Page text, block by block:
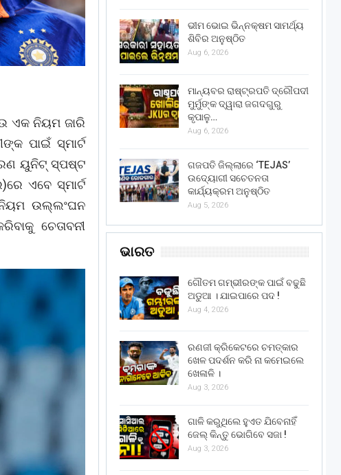
ଏକ ନିୟମ ଜାରି
ପାଇଁ ସ୍ମାର୍ଟ
ୟୁନିଟ୍ ସ୍ପଷ୍ଟ
ଏବେ ସ୍ମାର୍ଟ
ନିୟମ ଉଲ୍ଲଂଘନ
ଚେତାବନୀ
ଭୀମ ଭୋଇ ଭିନ୍ନକ୍ଷମ ସାମର୍ଥ୍ୟ
ଶିବିର ଅନୁଷ୍ଠିତ
Aug 6, 2026
ମାନ୍ୟବର ରାଷ୍ଟ୍ରପତି ଦ୍ରୌପଦୀ
ମୁର୍ମୁଙ୍କ ଦ୍ୱାରା ଜଗଦଗୁରୁ
କୃପାଳୁ…
Aug 6, 2026
ଗଜପତି ଜିଲ୍ଲାରେ ‘TEJAS’
ଉଦ୍ୟୋଗୀ ସଚେତନତା
କାର୍ଯ୍ୟକ୍ରମ ଅନୁଷ୍ଠିତ
Aug 5, 2026
ଭାରତ
ଗୌତମ ଗମ୍ଭୀରଙ୍କ ପାଇଁ ବଢୁଛି
ଅଡୁଆ । ଯାଇପାରେ ପଦ !
Aug 4, 2026
ରଣଜୀ କ୍ରିକେଟରେ ଚମତ୍କାର
ଖେଳ ପଦର୍ଶନ କରି ନା କମେଇଲେ
ଖେଳାଳି ।
Aug 3, 2026
ଗାଳି କରୁଥିଲେ ହୁଏତ ଯିବେନାହିଁ
ଜେଲ୍ କିନ୍ତୁ ଭୋଗିବେ ସଜା !
Aug 3, 2026